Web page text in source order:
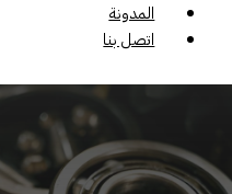
المدونة
اتصل بنا